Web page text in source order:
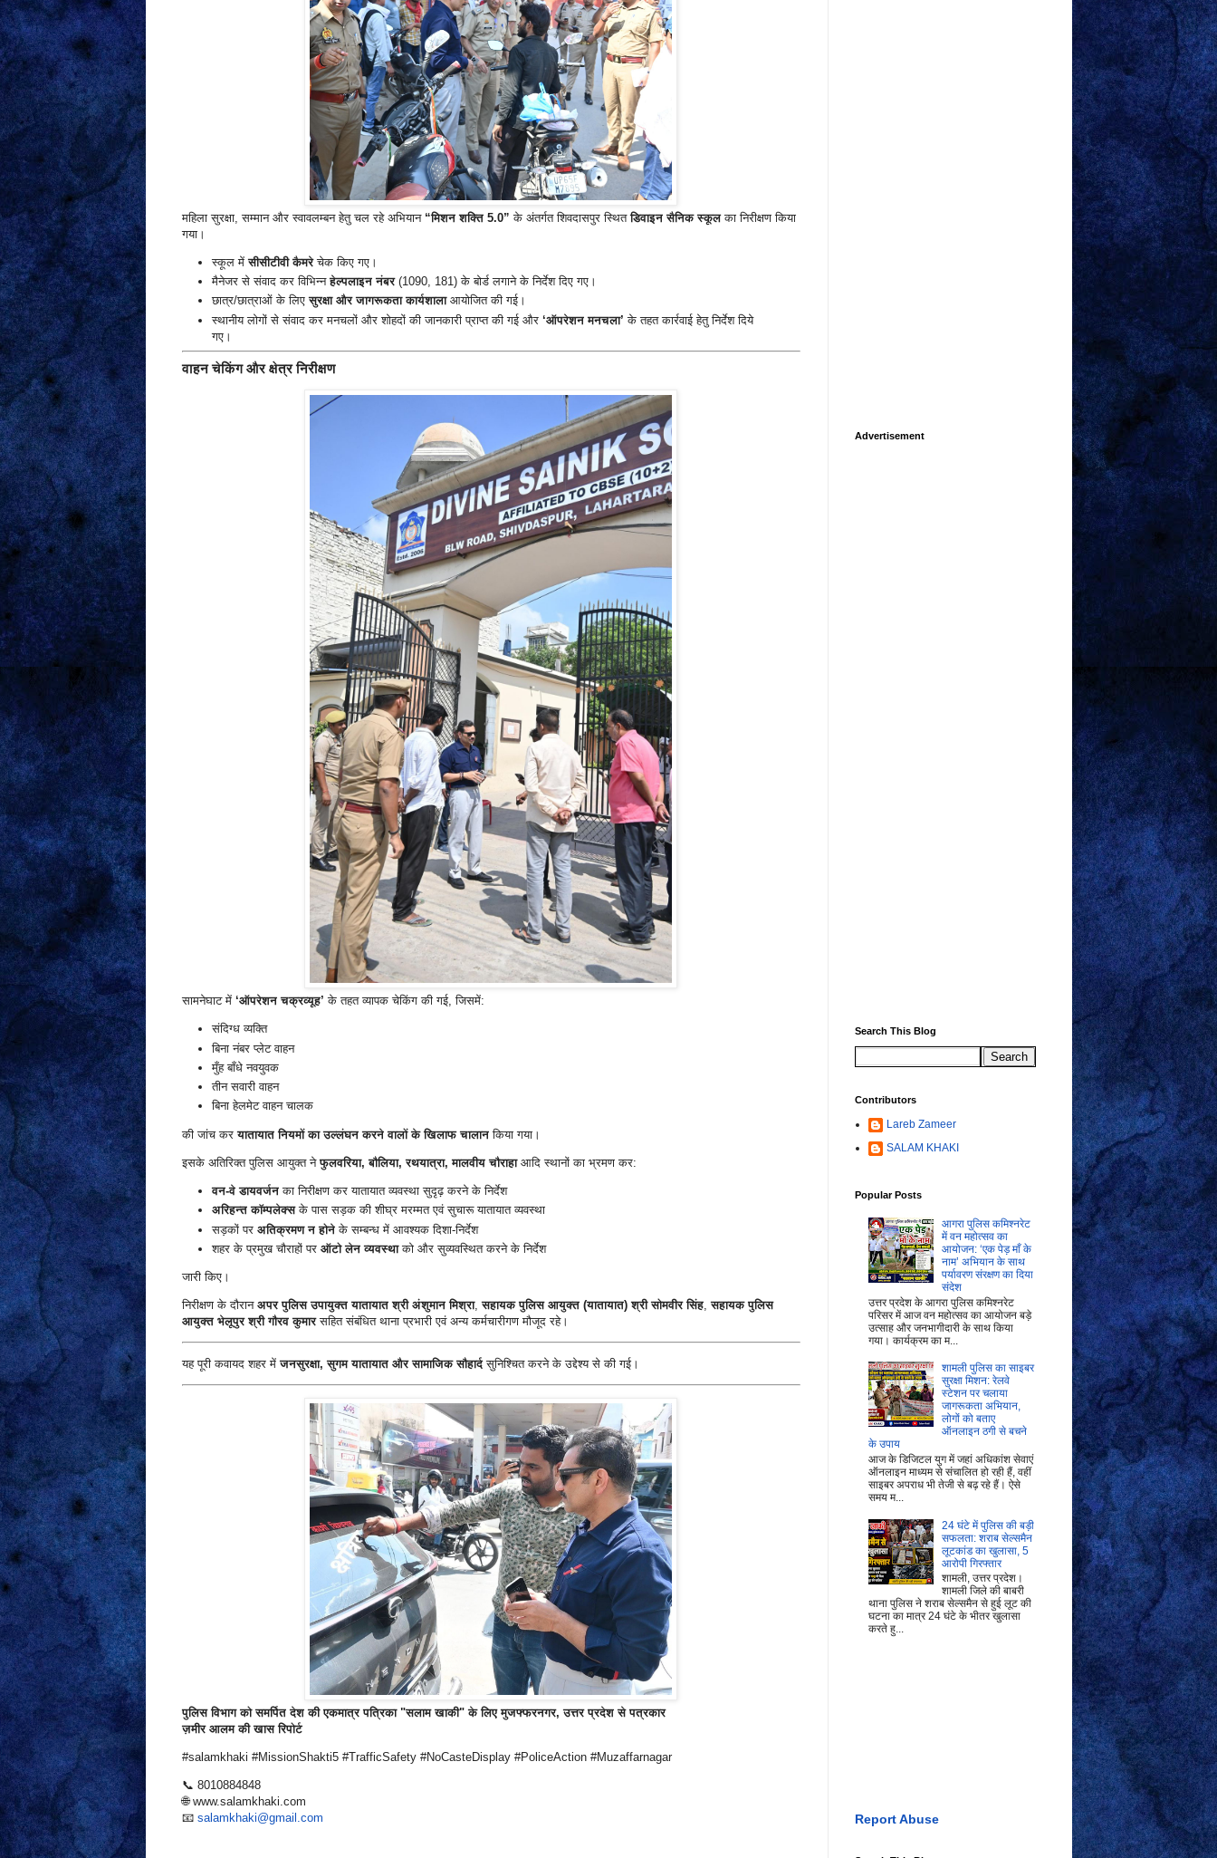
महिला सुरक्षा, सम्मान और स्वावलम्बन हेतु चल रहे अभियान “मिशन शक्ति 5.0” के अंतर्गत शिवदासपुर स्थितडिवाइन सैनिक स्कूलका निरीक्षण किया
गया।
स्कूल मेंसीसीटीवी कैमरेचेक किए गए।
मैनेजर से संवाद कर विभिन्नहेल्पलाइन नंबर(1090, 181) के बोर्ड लगाने के निर्देश दिए गए।
छात्र/छात्राओं के लिएसुरक्षा और जागरूकता कार्यशालाआयोजित की गई।
स्थानीय लोगों से संवाद कर मनचलों और शोहदों की जानकारी प्राप्त की गई और ‘ऑपरेशन मनचला’ के तहत कार्रवाई हेतु निर्देश दिये
गए।
वाहन चेकिंग और क्षेत्र निरीक्षण
सामनेघाट में ‘ऑपरेशन चक्रव्यूह’ के तहत व्यापक चेकिंग की गई, जिसमें:
संदिग्ध व्यक्ति
बिना नंबर प्लेट वाहन
मुँह बाँधे नवयुवक
तीन सवारी वाहन
बिना हेलमेट वाहन चालक
की जांच करयातायात नियमों का उल्लंघन करने वालों के खिलाफ चालानकिया गया।
इसके अतिरिक्त पुलिस आयुक्त नेफुलवरिया, बौलिया, रथयात्रा, मालवीय चौराहाआदि स्थानों का भ्रमण कर:
वन-वे डायवर्जनका निरीक्षण कर यातायात व्यवस्था सुदृढ़ करने के निर्देश
अरिहन्त कॉम्पलेक्सके पास सड़क की शीघ्र मरम्मत एवं सुचारू यातायात व्यवस्था
सड़कों पर अतिक्रमण न होनेके सम्बन्ध में आवश्यक दिशा-निर्देश
शहर के प्रमुख चौराहों पर ऑटो लेन व्यवस्थाको और सुव्यवस्थित करने के निर्देश
जारी किए।
निरीक्षण के दौरान अपर पुलिस उपायुक्त यातायात श्री अंशुमान मिश्रा,सहायक पुलिस आयुक्त (यातायात) श्री सोमवीर सिंह,सहायक पुलिस
आयुक्त भेलूपुर श्री गौरव कुमारसहित संबंधित थाना प्रभारी एवं अन्य कर्मचारीगण मौजूद रहे।
यह पूरी कवायद शहर मेंजनसुरक्षा, सुगम यातायात और सामाजिक सौहार्दसुनिश्चित करने के उद्देश्य से की गई।
पुलिस विभाग को समर्पित देश की एकमात्र पत्रिका "सलाम खाकी" के लिए मुजफ्फरनगर, उत्तर प्रदेश से पत्रकार
ज़मीर आलम की खास रिपोर्ट
#salamkhaki #MissionShakti5 #TrafficSafety #NoCasteDisplay #PoliceAction #Muzaffarnagar
📞 8010884848
🌐 www.salamkhaki.com
📧 salamkhaki@gmail.com
Advertisement
Search This Blog
Contributors
Lareb Zameer
SALAM KHAKI
Popular Posts
आगरा पुलिस कमिश्नरेट
में वन महोत्सव का
आयोजन: ‘एक पेड़ माँ के
नाम’ अभियान के साथ
पर्यावरण संरक्षण का दिया
संदेश
उत्तर प्रदेश के आगरा पुलिस कमिश्नरेट
परिसर में आज वन महोत्सव का आयोजन बड़े
उत्साह और जनभागीदारी के साथ किया
गया। कार्यक्रम का म...
शामली पुलिस का साइबर
सुरक्षा मिशन: रेलवे
स्टेशन पर चलाया
जागरूकता अभियान,
लोगों को बताए
ऑनलाइन ठगी से बचने
के उपाय
आज के डिजिटल युग में जहां अधिकांश सेवाएं
ऑनलाइन माध्यम से संचालित हो रही हैं, वहीं
साइबर अपराध भी तेजी से बढ़ रहे हैं। ऐसे
समय म...
24 घंटे में पुलिस की बड़ी
सफलता: शराब सेल्समैन
लूटकांड का खुलासा, 5
आरोपी गिरफ्तार
शामली, उत्तर प्रदेश।
शामली जिले की बाबरी
थाना पुलिस ने शराब सेल्समैन से हुई लूट की
घटना का मात्र 24 घंटे के भीतर खुलासा
करते हु...
Report Abuse